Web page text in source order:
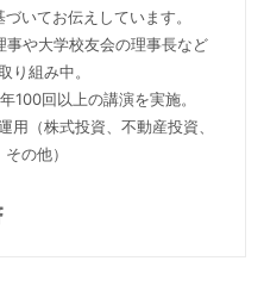
いてお伝えしています。
や大学校友会の理事長など
り組み中。
100回以上の講演を実施。
用（株式投資、不動産投資、
の他）